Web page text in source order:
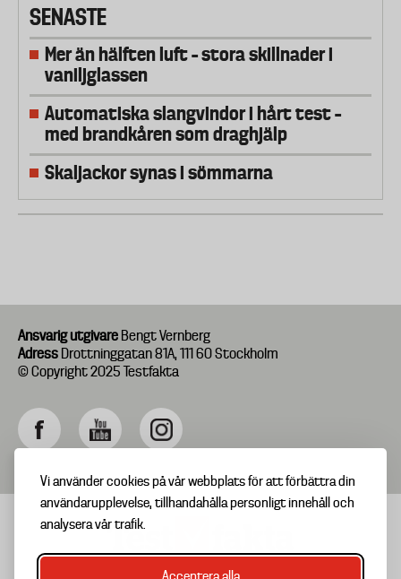
Vi använder cookies på vår webbplats för att förbättra din
användarupplevelse, tillhandahålla personligt innehåll och
analysera vår trafik.
SENASTE
Mer än hälften luft – stora skillnader i
vaniljglassen
Automatiska slangvindor i hårt test –
med brandkåren som draghjälp
Skaljackor synas i sömmarna
Ansvarig utgivare Bengt Vernberg
Adress Drottninggatan 81A, 111 60 Stockholm
© Copyright 2025 Testfakta